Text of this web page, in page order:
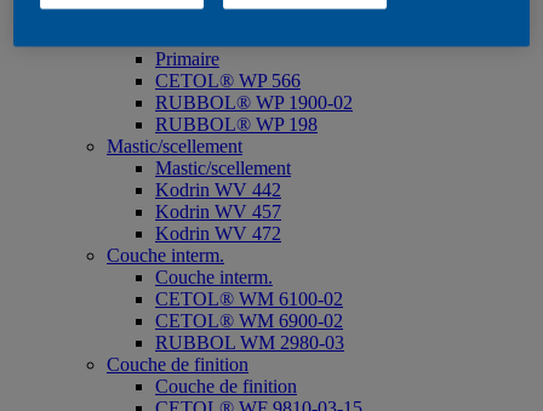
CETOL® WP 567 BPD*
Primaire
CETOL® WP 566
RUBBOL® WP 1900-02
RUBBOL® WP 198
Mastic/scellement
Mastic/scellement
Kodrin WV 442
Kodrin WV 457
Kodrin WV 472
Couche interm.
Couche interm.
CETOL® WM 6100-02
CETOL® WM 6900-02
RUBBOL WM 2980-03
Couche de finition
Couche de finition